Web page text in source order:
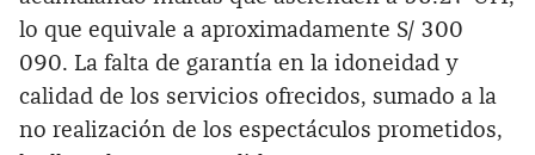
lo que equivale a aproximadamente S/ 300
090. La falta de garantía en la idoneidad y
calidad de los servicios ofrecidos, sumado a la
no realización de los espectáculos prometidos,